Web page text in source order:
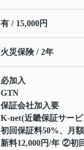
有 / 15,000円
火災保険 / 2年
必加入
GTN
保証会社加入要
K-net(近畿保証サー
初回保証料50%、月
新料12,000円/年 ②初